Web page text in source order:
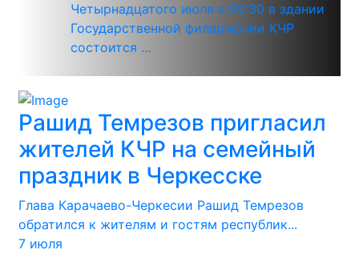
Четырнадцатого июля в 09:30 в здании
Государственной филармонии КЧР
состоится ...
Рашид Темрезов пригласил
жителей КЧР на семейный
праздник в Черкесске
Глава Карачаево-Черкесии Рашид Темрезов
обратился к жителям и гостям республик...
7 июля